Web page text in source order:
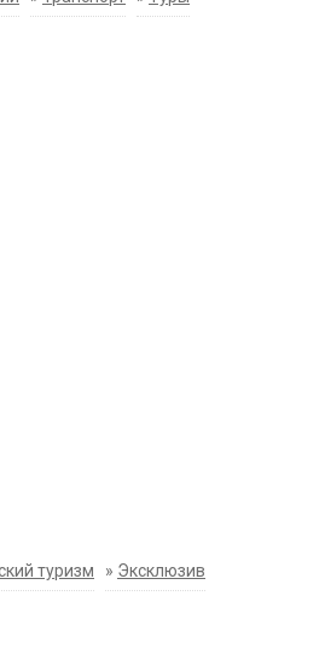
туризм » Эксклюзив